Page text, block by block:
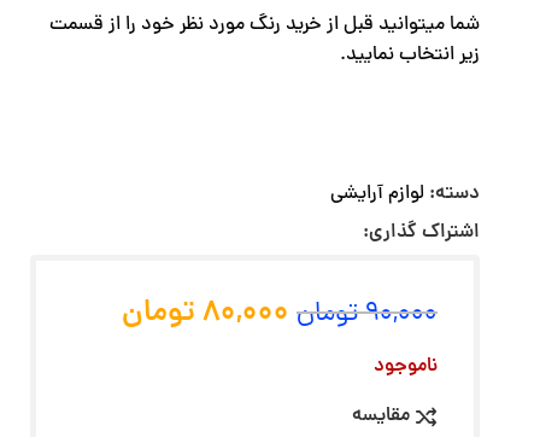
شما میتوانید قبل از خرید رنگ مورد نظر خود را از قسمت
زیر انتخاب نمایید.
دسته: لوازم آرایشی
اشتراک گذاری:
90,000تومان 80,000تومان
ناموجود
مقایسه